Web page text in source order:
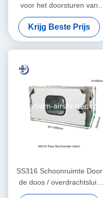
voor het doorsturen van
goederen naar de
schoonkamer
600x600x600mm
Krijg Beste Prijs
SS316 Schoonruimte Door
de doos / overdrachtsluis
zonder filtratie